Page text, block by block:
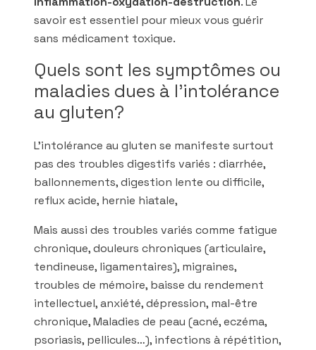
savoir est essentiel pour mieux vous guérir
sans médicament toxique.
Quels sont les symptômes ou
maladies dues à l’intolérance
au gluten?
L’intolérance au gluten se manifeste surtout
pas des troubles digestifs variés : diarrhée,
ballonnements, digestion lente ou difficile,
reflux acide, hernie hiatale,
Mais aussi des troubles variés comme fatigue
chronique, douleurs chroniques (articulaire,
tendineuse, ligamentaires), migraines,
troubles de mémoire, baisse du rendement
intellectuel, anxiété, dépression, mal-être
chronique, Maladies de peau (acné, eczéma,
psoriasis, pellicules…), infections à répétition,